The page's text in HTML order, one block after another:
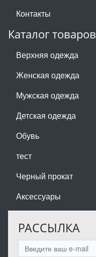
Контакты
Каталог товаров
Верхняя одежда
Женская одежда
Мужская одежда
Детская одежда
Обувь
тест
Черный прокат
Аксессуары
РАССЫЛКА